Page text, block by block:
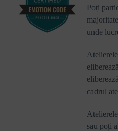
Poți
unde
cadrul
sau poți